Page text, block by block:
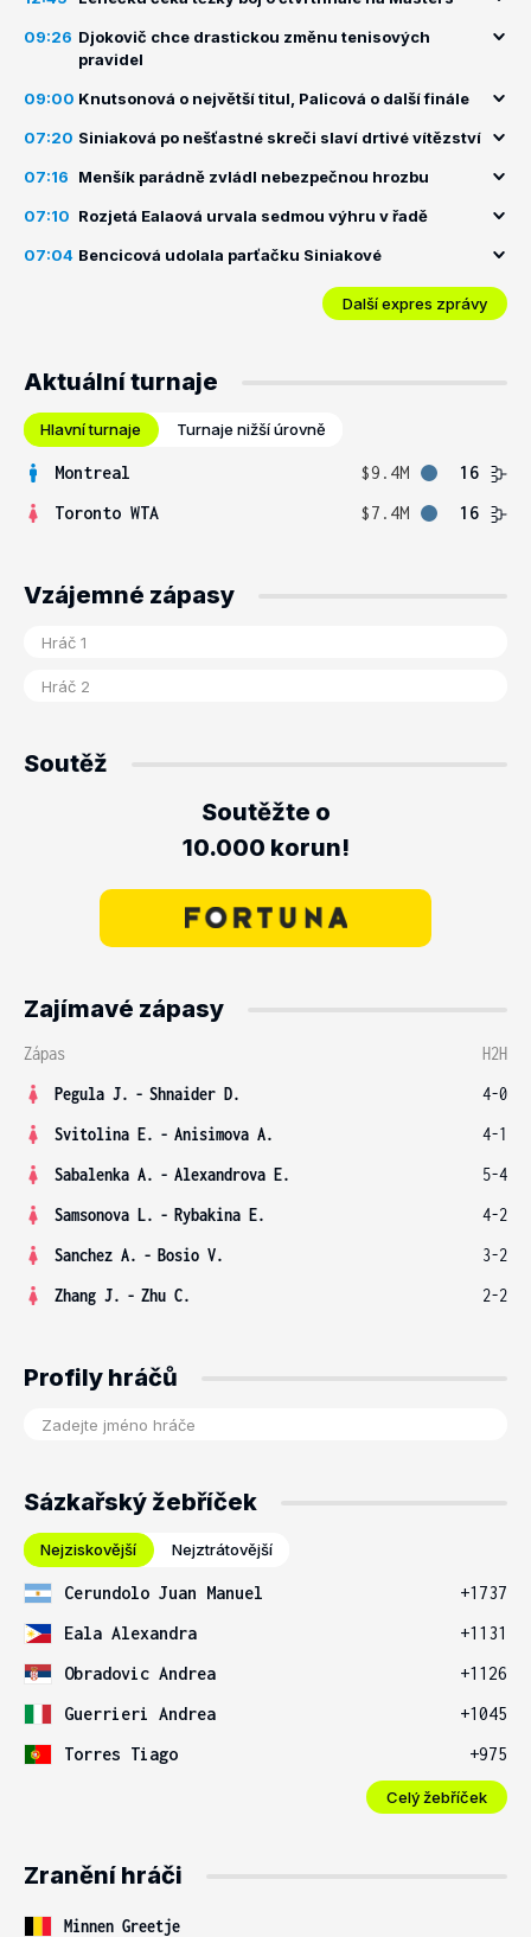
09:26 Djokovič chce drastickou změnu tenisových
pravidel
09:00 Knutsonová o největší titul, Palicová o další finále
07:20 Siniaková po nešťastné skreči slaví drtivé vítězství
07:16 Menšík parádně zvládl nebezpečnou hrozbu
07:10 Rozjetá Ealaová urvala sedmou výhru v řadě
07:04 Bencicová udolala parťačku Siniakové
Další expres zprávy
Aktuální turnaje
Hlavní turnaje Turnaje nižší úrovně
Montreal $9.4M
16
Toronto WTA
$7.4M 16
Vzájemné zápasy
Soutěž
Soutěžte o
10.000 korun!
Zajímavé zápasy
Zápas
H2H
Pegula J. - Shnaider D.
4-0
Svitolina E. - Anisimova A.
4-1
Sabalenka A. - Alexandrova E.
5-4
Samsonova L. - Rybakina E.
4-2
Sanchez A. - Bosio V.
3-2
Zhang J. - Zhu C. 2-2
Profily hráčů
Sázkařský žebříček
Nejziskovější Nejztrátovější
Cerundolo Juan Manuel
+1737
Eala Alexandra
+1131
Obradovic Andrea
+1126
Guerrieri Andrea
+1045
Torres Tiago
+975
Celý žebříček
Zranění hráči
Minnen Greetje